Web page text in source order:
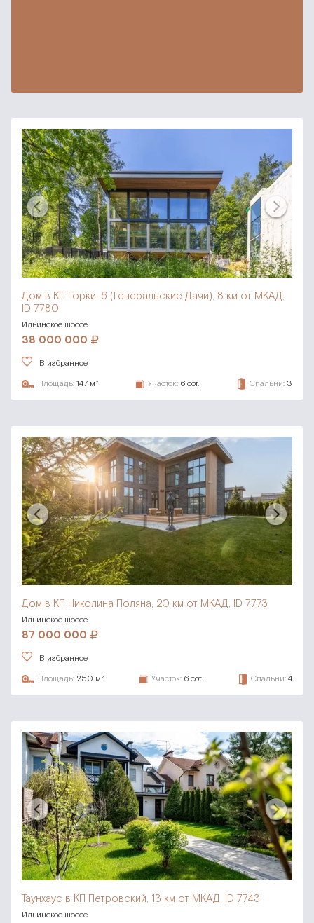
Дом в КП Горки-6 (Генеральские Дачи), 8 км от МКАД,
ID 7780
Ильинское шоссе
38 000 000
В избранное
Площадь: 147 м² Участок: 6 сот. Спальни: 3
Дом в КП Николина Поляна, 20 км от МКАД, ID 7773
Ильинское шоссе
87 000 000
В избранное
Площадь: 250 м² Участок: 6 сот. Спальни: 4
Таунхаус в КП Петровский, 13 км от МКАД, ID 7743
Ильинское шоссе